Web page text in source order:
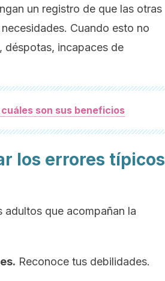
un registro de que las otras
Cuando esto no
déspotas, incapaces de
son sus beneficios
los errores típicos
que acompañan la
Reconoce tus debilidades.